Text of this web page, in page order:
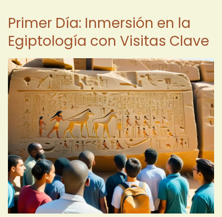
Primer Día: Inmersión en la
Egiptología con Visitas Clave